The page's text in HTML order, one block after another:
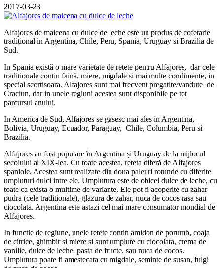
2017-03-23
Alfajores de maicena cu dulce de leche este un produs de cofetarie
tradițional in Argentina, Chile, Peru, Spania, Uruguay si Brazilia de
Sud.
In Spania există o mare varietate de retete pentru Alfajores, dar cele
traditionale contin faină, miere, migdale si mai multe condimente, in
special scortisoara. Alfajores sunt mai frecvent pregatite/vandute de
Craciun, dar in unele regiuni acestea sunt disponibile pe tot
parcursul anului.
In America de Sud, Alfajores se gasesc mai ales in Argentina,
Bolivia, Uruguay, Ecuador, Paraguay, Chile, Columbia, Peru si
Brazilia.
Alfajores au fost populare în Argentina și Uruguay de la mijlocul
secolului al XIX-lea. Cu toate acestea, reteta diferă de Alfajores
spaniole. Acestea sunt realizate din doua paleuri rotunde cu diferite
umpluturi dulci intre ele. Umplutura este de obicei dulce de leche, cu
toate ca exista o multime de variante. Ele pot fi acoperite cu zahar
pudra (cele traditionale), glazura de zahar, nuca de cocos rasa sau
ciocolata. Argentina este astazi cel mai mare consumator mondial de
Alfajores.
In functie de regiune, unele retete contin amidon de porumb, coaja
de citrice, ghimbir si miere si sunt umplute cu ciocolata, crema de
vanilie, dulce de leche, pasta de fructe, sau nuca de cocos.
Umplutura poate fi amestecata cu migdale, seminte de susan, fulgi